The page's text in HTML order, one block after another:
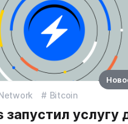
Bitcoin
запустил услугу